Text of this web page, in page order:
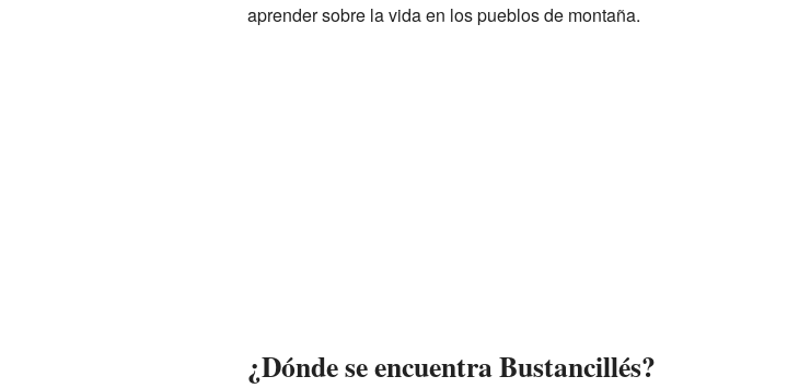
aprender sobre la vida en los pueblos de montaña.
¿Dónde se encuentra Bustancillés?